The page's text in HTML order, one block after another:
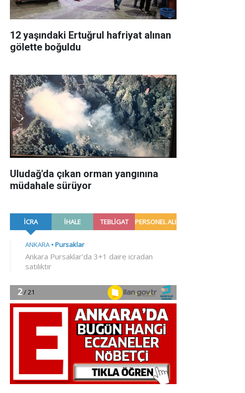
12 yaşındaki Ertuğrul hafriyat alınan
gölette boğuldu
Uludağ'da çıkan orman yangınına
müdahale sürüyor